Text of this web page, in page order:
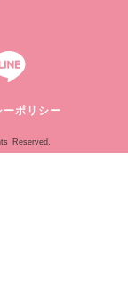
ーポリシー
Reserved.